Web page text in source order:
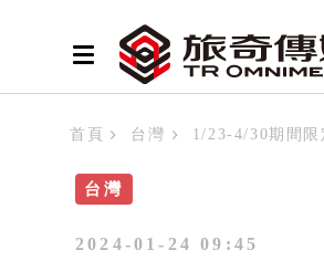
首頁 台灣 1/23-4/30期間
台灣
2024-01-24 09:45